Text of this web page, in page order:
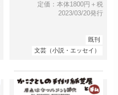
定価：本体1800円＋税
2023/03/20発行
既刊
文芸（小説・エッセイ）